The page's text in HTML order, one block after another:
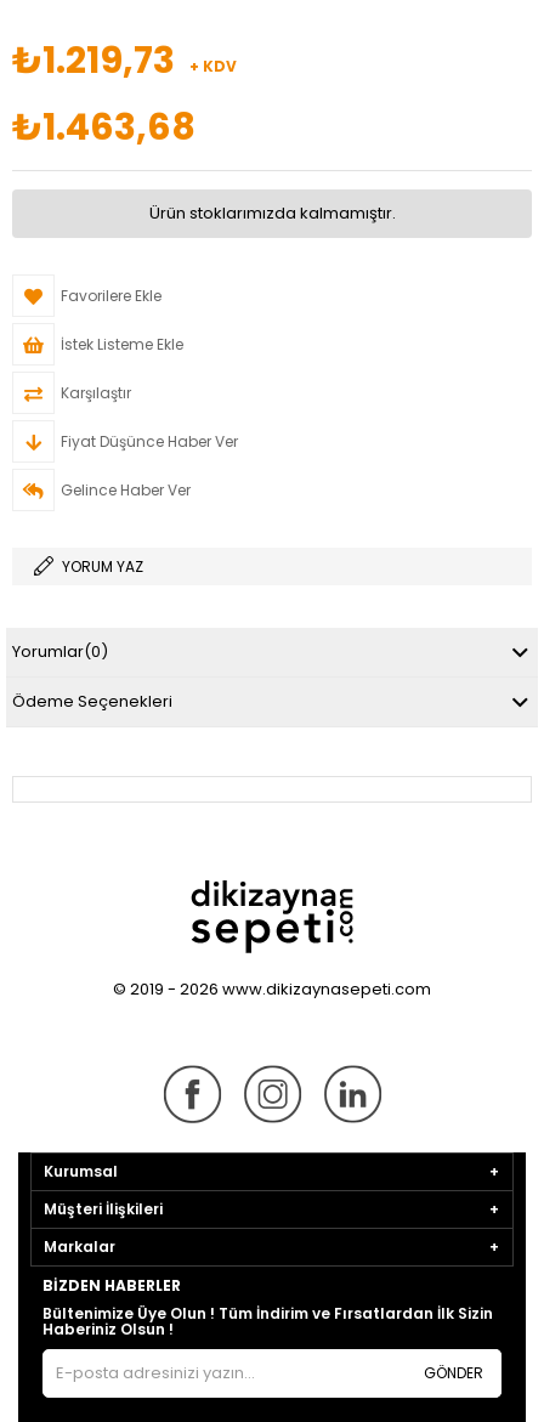
₺1.219,73 + KDV
₺1.463,68
Ürün stoklarımızda kalmamıştır.
Favorilere Ekle
İstek Listeme Ekle
Karşılaştır
Fiyat Düşünce Haber Ver
Gelince Haber Ver
YORUM YAZ
Yorumlar(0)
Ödeme Seçenekleri
© 2019 - 2026 www.dikizaynasepeti.com
Kurumsal
Müşteri İlişkileri
Markalar
BIZDEN HABERLER
Bültenimize Üye Olun ! Tüm İndirim ve Fırsatlardan İlk Sizin
Haberiniz Olsun !
GÖNDER